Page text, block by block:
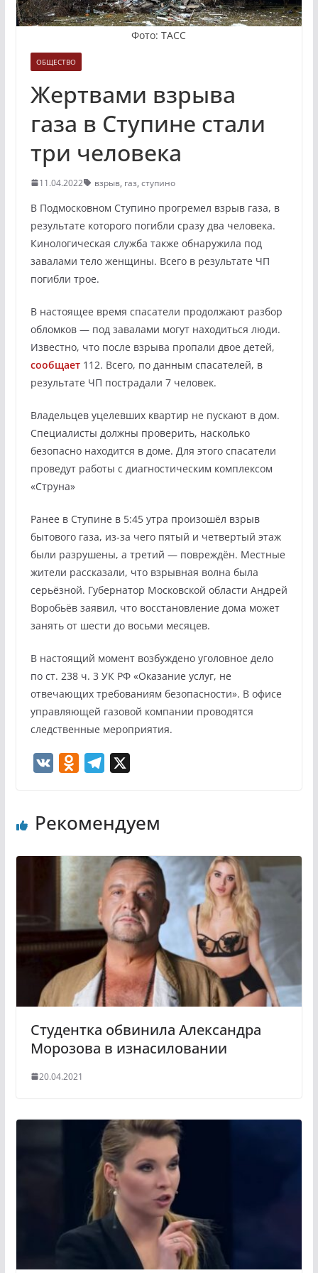
Фото: ТАСС
ОБЩЕСТВО
Жертвами взрыва
газа в Ступине стали
три человека
11.04.2022 взрыв, газ, ступино
В Подмосковном Ступино прогремел взрыв газа, в
результате которого погибли сразу два человека.
Кинологическая служба также обнаружила под
завалами тело женщины. Всего в результате ЧП
погибли трое.
В настоящее время спасатели продолжают разбор
обломков — под завалами могут находиться люди.
Известно, что после взрыва пропали двое детей,
сообщает112. Всего, по данным спасателей, в
результате ЧП пострадали 7 человек.
Владельцев уцелевших квартир не пускают в дом.
Специалисты должны проверить, насколько
безопасно находится в доме. Для этого спасатели
проведут работы с диагностическим комплексом
«Струна»
Ранее в Ступине в 5:45 утра произошёл взрыв
бытового газа, из-за чего пятый и четвертый этаж
были разрушены, а третий — повреждён. Местные
жители рассказали, что взрывная волна была
серьёзной. Губернатор Московской области Андрей
Воробьёв заявил, что восстановление дома может
занять от шести до восьми месяцев.
В настоящий момент возбуждено уголовное дело
по ст. 238 ч. 3 УК РФ «Оказание услуг, не
отвечающих требованиям безопасности». В офисе
управляющей газовой компании проводятся
следственные мероприятия.
o
s
n
i
k
i
e
a
m
Рекомендуем
Студентка обвинила Александра
Морозова в изнасиловании
20.04.2021